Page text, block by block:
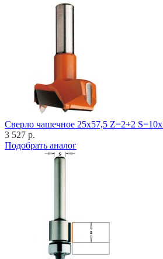
Cверло чашечное 25x57,5 Z=2+2
3 527 р.
Подобрать аналог